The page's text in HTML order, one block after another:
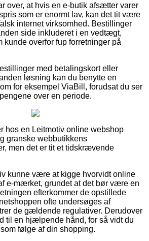
over, at hvis en e-butik afsætter varer
som er enormt lav, kan det tit være
internet virksomhed. Bestillinger
side inkluderet i en vedtægt,
kunde overfor fup forretninger på
med betalingskort eller
løsning kan du benytte en
for eksempel ViaBill, forudsat du ser
over en periode.
hos en Leitmotiv online webshop
granske webbutikkens
men det er tit et tidskrævende
kunne være at kigge hvorvidt online
e-mærket, grundet at det bør være en
efterkommer de opstillede
ofte undersøges af
de gældende regulativer. Derudover
til en hjælpende hånd, for så vidt du
følge af din shopping.